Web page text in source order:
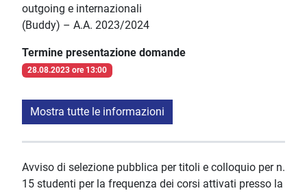
outgoing e internazionali
(Buddy) – A.A. 2023/2024
Termine presentazione domande
28.08.2023 ore 13:00
Mostra tutte le informazioni
Avviso di selezione pubblica per titoli e colloquio per n.
15 studenti per la frequenza dei corsi attivati presso la